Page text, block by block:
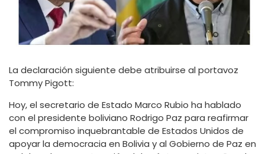
La declaración siguiente debe atribuirse al portavoz
Tommy Pigott:
Hoy, el secretario de Estado Marco Rubio ha hablado
con el presidente boliviano Rodrigo Paz para reafirmar
el compromiso inquebrantable de Estados Unidos de
apoyar la democracia en Bolivia y al Gobierno de Paz en